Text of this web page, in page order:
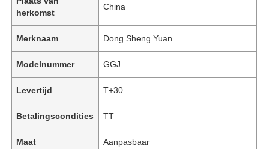
herkomst
China
Merknaam Dong Sheng Yuan
Modelnummer GGJ
Levertijd T+30
Betalingscondities TT
Maat Aanpasbaar